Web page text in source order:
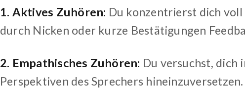
1. Aktives Zuhören: Du konzentrierst dich voll
durch Nicken oder kurze Bestätigungen
2. Empathisches Zuhören: Du versuchst, dich
Perspektiven des Sprechers hineinzuversetzen.